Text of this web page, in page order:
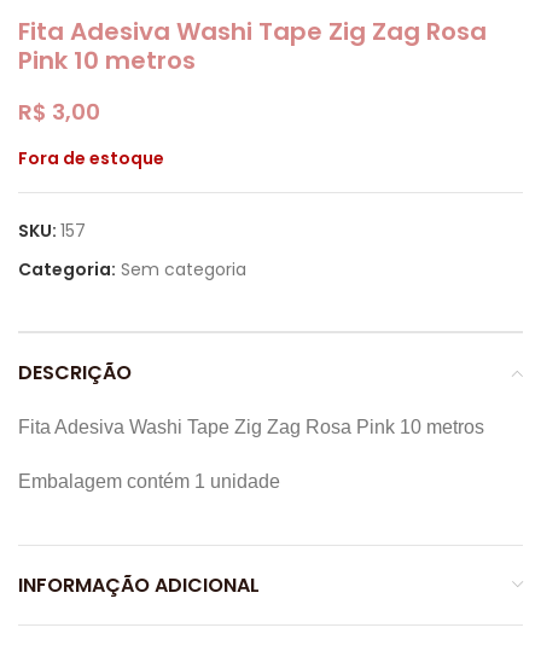
Fita Adesiva Washi Tape Zig Zag Rosa
Pink 10 metros
R$ 3,00
Fora de estoque
SKU: 157
Categoria: Sem categoria
DESCRIÇÃO
Fita Adesiva Washi Tape Zig Zag Rosa Pink 10 metros
Embalagem contém 1 unidade
INFORMAÇÃO ADICIONAL